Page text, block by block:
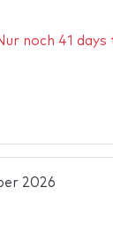
noch 41 days
2026